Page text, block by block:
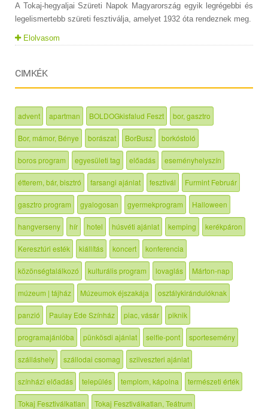
A Tokaj-hegyaljai Szüreti Napok Magyarország egyik legrégebbi és
legelismertebb szüreti fesztiválja, amelyet 1932 óta rendeznek meg.
Elolvasom
CIMKÉK
advent apartman BOLDOGkisfalud Feszt bor, gasztro
Bor, mámor, Bénye borászat BorBusz borkóstoló
boros program egyesületi tag előadás eseményhelyszín
étterem, bár, bisztró farsangi ajánlat fesztivál Furmint Február
gasztro program gyalogosan gyermekprogram Halloween
hangverseny hír hotel húsvéti ajánlat kemping kerékpáron
Keresztúri esték kiállítás koncert konferencia
közönségtalálkozó kulturális program lovaglás Márton-nap
múzeum | tájház Múzeumok éjszakája osztálykirándulóknak
panzió Paulay Ede Színház piac, vásár piknik
programajánlóba pünkösdi ajánlat selfie-pont sportesemény
szálláshely szállodai csomag szilveszteri ajánlat
színházi előadás település templom, kápolna természeti érték
Tokaj Fesztiválkatlan Tokaj Fesztiválkatlan, Teátrum